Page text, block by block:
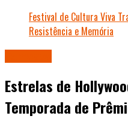
Festival de Cultura Viva
Resistência e Memória
Estrelas de
Temporada de